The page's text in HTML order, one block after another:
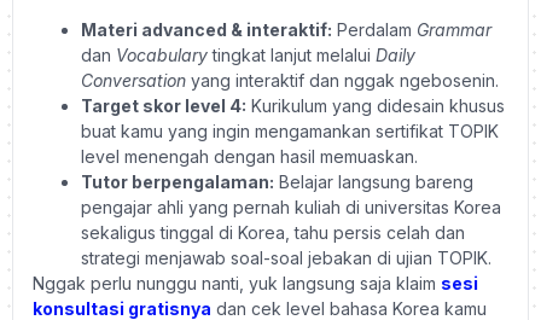
Materi advanced & interaktif: Perdalam Grammar
dan Vocabularytingkat lanjut melalui Daily
Conversation yang interaktif dan nggak ngebosenin.
Target skor level 4: Kurikulum yang didesain khusus
buat kamu yang ingin mengamankan sertifikat TOPIK
level menengah dengan hasil memuaskan.
Tutor berpengalaman: Belajar langsung bareng
pengajar ahli yang pernah kuliah di universitas Korea
sekaligus tinggal di Korea, tahu persis celah dan
strategi menjawab soal-soal jebakan di ujian TOPIK.
Nggak perlu nunggu nanti, yuk langsung saja klaim sesi
konsultasi gratisnya dan cek level bahasa Korea kamu